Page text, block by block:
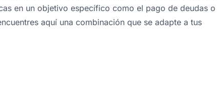
en un objetivo específico como el pago de deudas o
aquí una combinación que se adapte a tus